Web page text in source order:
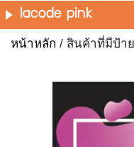
lacode pink
หน้าหลัก / สินค้าที่มีป้าย